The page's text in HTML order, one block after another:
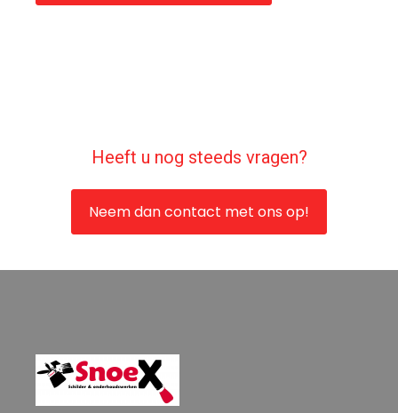
Heeft u nog steeds vragen?
Neem dan contact met ons op!